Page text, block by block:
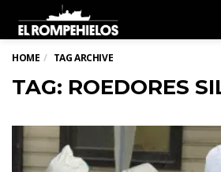
HOME TAG ARCHIVE
TAG: ROEDORES